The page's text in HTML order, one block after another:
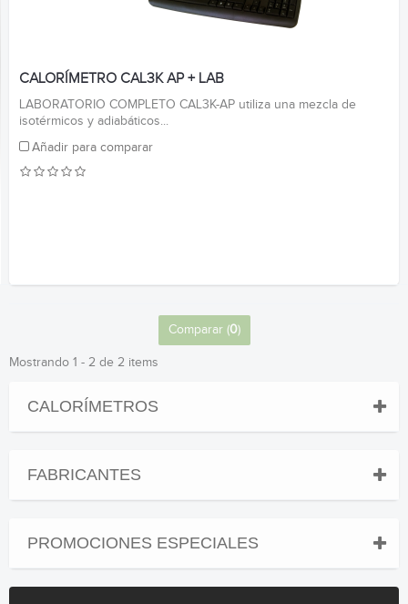
CALORÍMETRO CAL3K AP + LAB
LABORATORIO COMPLETO CAL3K-AP utiliza una mezcla de
isotérmicos y adiabáticos...
Añadir para comparar
Comparar (0)
Mostrando 1 - 2 de 2 items
CALORÍMETROS
FABRICANTES
PROMOCIONES ESPECIALES